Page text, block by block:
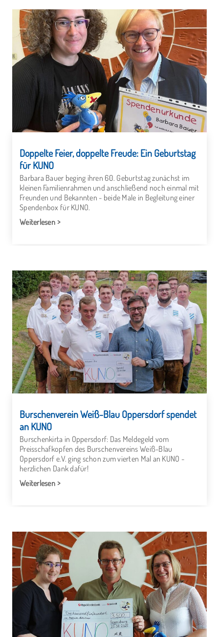
Doppelte Feier, doppelte Freude: Ein Geburtstag
für KUNO
Barbara Bauer beging ihren 60. Geburtstag zunächst im
kleinen Familienrahmen und anschließend noch einmal mit
Freunden und Bekannten - beide Male in Begleitung einer
Spendenbox für KUNO.
Weiterlesen
Burschenverein Weiß-Blau Oppersdorf spendet
an KUNO
Burschenkirta in Oppersdorf: Das Meldegeld vom
Preisschafkopfen des Burschenvereins Weiß-Blau
Oppersdorf e.V. ging schon zum vierten Mal an KUNO -
herzlichen Dank dafür!
Weiterlesen